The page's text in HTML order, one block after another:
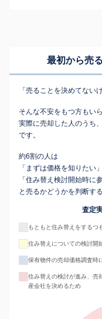
最初から売
「売ることを決めてない
そんな不安をもつ方もい
実際に売却した人のうち
です。
約6割の人は
「まずは価格を知りたい」
「住み替え検討開始時に
と売るかどうかを判断す
査定
もともと住み替えをするつ
住み替えについての検討開
保有物件の売却価格調査時
住み替えの検討が進み、売
産会社を決めるため